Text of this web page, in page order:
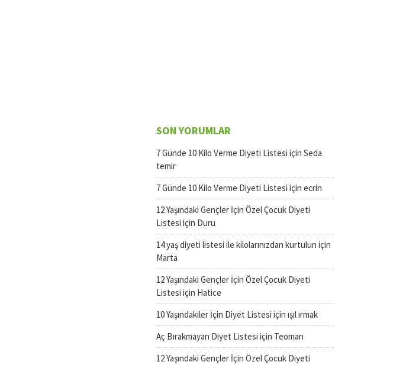
SON YORUMLAR
7 Günde 10 Kilo Verme Diyeti Listesi için Seda
temir
7 Günde 10 Kilo Verme Diyeti Listesi için ecrin
12 Yaşındaki Gençler İçin Özel Çocuk Diyeti
Listesi için Duru
14 yaş diyeti listesi ile kilolarınızdan kurtulun için
Marta
12 Yaşındaki Gençler İçin Özel Çocuk Diyeti
Listesi için Hatice
10 Yaşındakiler İçin Diyet Listesi için ışıl ırmak
Aç Bırakmayan Diyet Listesi için Teoman
12 Yaşındaki Gençler İçin Özel Çocuk Diyeti